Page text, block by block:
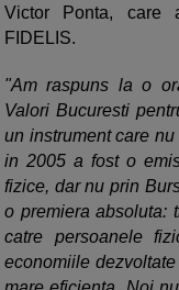
Victor Ponta, care
FIDELIS.
"Am raspuns la o
Valori Bucuresti
un instrument care
in 2005 a fost o
fizice, dar nu prin
o premiera absoluta:
catre persoanele
economiile